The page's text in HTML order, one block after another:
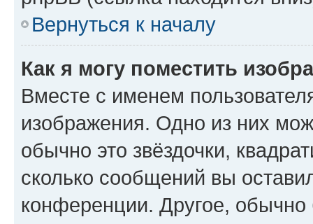
Вернуться к началу
Как я могу поместить
Вместе с именем
изображения. Одно из них
обычно это звёздочки,
сколько сообщений вы
конференции. Другое,